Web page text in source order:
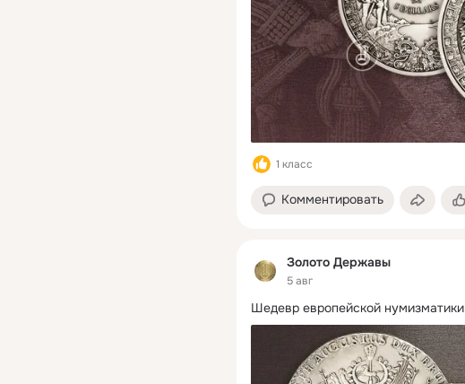
1 класс
Комментировать
Золото Державы
5 авг
Шедевр европейской нумизматики